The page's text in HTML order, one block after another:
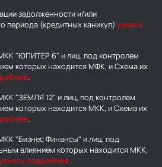
задолженности и/или
периода (кредитных каникул) узнать
"ЮПИТЕР 6" и лиц, под контролем
которых находится МФК, и Схема их
.
"ЗЕМЛЯ 12" и лиц, под контролем
которых находится МКК, и Схема их
.
"Бизнес Финансы" и лиц, под
влиянием которых находится МКК,
подробнее.